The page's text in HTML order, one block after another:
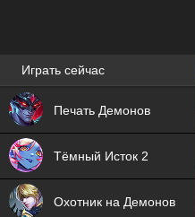
Лучшие игры онлайн
Играть сейчас
Печать Демонов
NEW
Тёмный Исток 2
NEW
Охотник на Демонов
ХИТ